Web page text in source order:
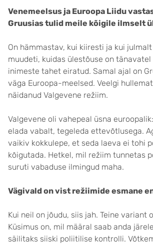
Venemeelsus ja Euroopa Liidu
Gruusias tulid meile kõigile ilmselt
On hämmastav, kui kiiresti ja kui
muudeti, kuidas ülestõuse on
inimeste tahet eiratud. Samal ajal on
väga Euroopa-meelsed. Veelgi
näidanud Valgevene režiim.
Valgevene oli vahepeal üsna
elada vabalt, tegeleda ettevõtlusega.
vaikiv kokkulepe, et seda laeva ei tohi
kõigutada. Hetkel, mil režiim tunnetas
suruti vabaduse ilmingud maha.
Vägivald on vist režiimide esmane
Kui neil on jõudu, siis jah. Teine variant
Küsimus on, mil määral saab anda
säilitaks siiski poliitilise kontrolli.